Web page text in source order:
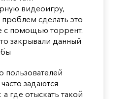
видеоигру,
сделать это
с помощью торрент.
закрывали данный
пользователей
задаются
где отыскать такой